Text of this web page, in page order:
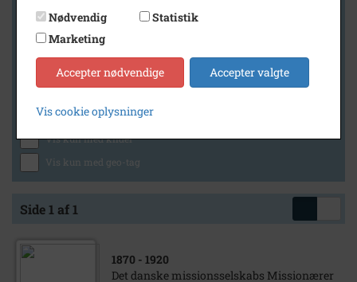
Generelt
Vis kun med billeder
Vis kun med lydklip
Vis kun med kilder
Vis kun med geo-tag
Side 1 af 1
1870 - 1920
Det danske missionsselskabs Missionærer
Nødvendig
Statistik
Marketing
Accepter nødvendige Accepter valgte
Vis cookie oplysninger